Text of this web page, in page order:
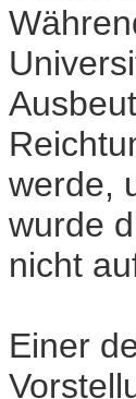
werde,
wurde
nicht
Einer